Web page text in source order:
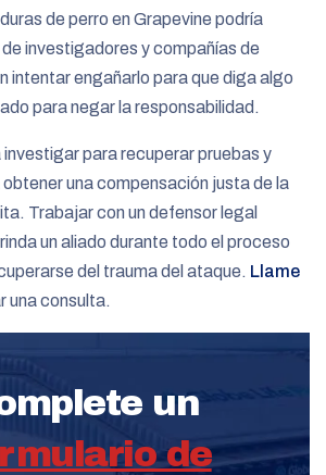
de perro en Grapevine podría
investigadores y compañías de
intentar engañarlo para que diga algo
para negar la responsabilidad.
para recuperar pruebas y
una compensación justa de la
Trabajar con un defensor legal
un aliado durante todo el proceso
del trauma del ataque. Llame
una consulta.
un
de